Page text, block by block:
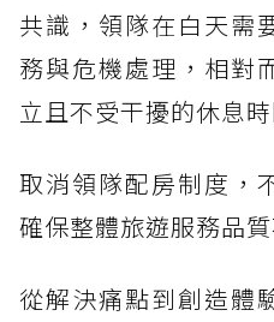
共識，領隊在白天需
務與危機處理，相對
立且不受干擾的休息時
取消領隊配房制度，
確保整體旅遊服務品
從解決痛點到創造體